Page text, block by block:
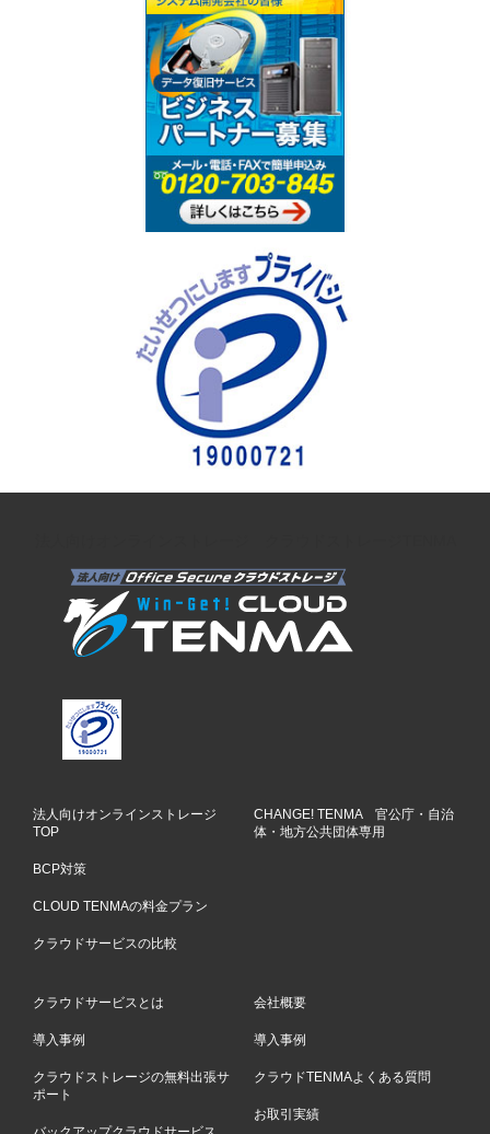
法人向けオンラインストレージ
TOP
BCP対策
CLOUD TENMAの料金プラン
クラウドサービスの比較
CHANGE! TENMA 官公庁・自治
体・地方公共団体専用
クラウドサービスとは
導入事例
クラウドストレージの無料出張サ
ポート
会社概要
導入事例
クラウドTENMAよくある質問
お取引実績